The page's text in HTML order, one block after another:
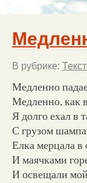
В рубрике:
Медленно
Медленно, как
Я долго ехал в
С грузом
Елка мерцала в
И маячками
И освещали